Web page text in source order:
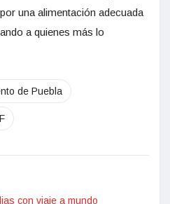
una alimentación adecuada
a quienes más lo
de Puebla
con viaje a mundo